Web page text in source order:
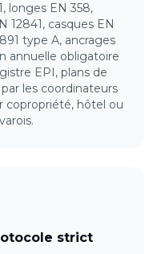
longes EN 358,
12841, casques EN
type A, ancrages
annuelle obligatoire
EPI, plans de
les coordinateurs
copropriété, hôtel ou
strict